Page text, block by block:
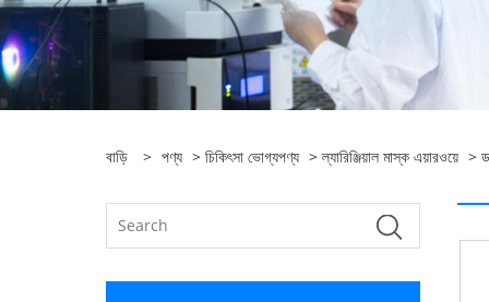
বাড়ি > পণ্য > চিকিৎসা ভোগ্যপণ্য >ল্যারিঞ্জিয়াল মাস্ক এয়ারওয়ে >